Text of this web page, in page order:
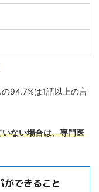
94.7%は1語以上の言
ない場合は、専門医
ができること